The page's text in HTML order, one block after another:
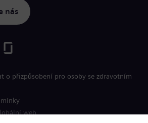
nás
o přizpůsobení pro osoby se zdravotním
web